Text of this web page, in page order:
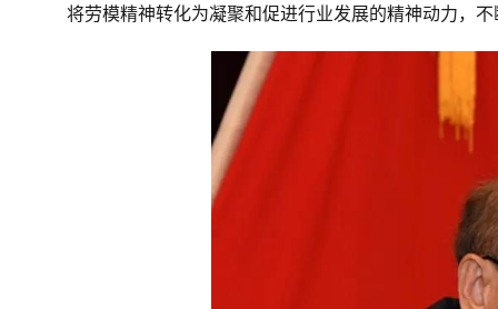
将劳模精神转化为凝聚和促进行业发展的精神动力，